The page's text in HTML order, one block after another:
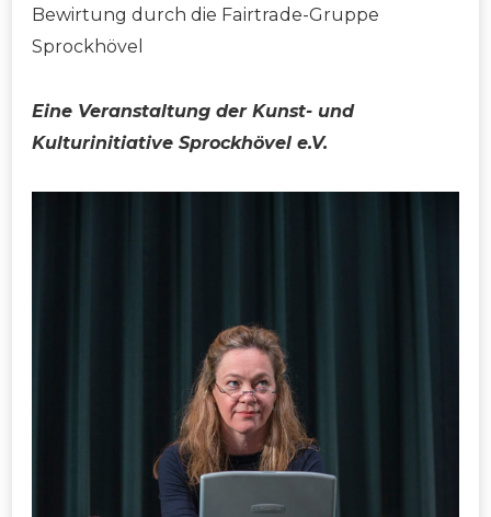
Bewirtung durch die Fairtrade-Gruppe
Sprockhövel
Eine Veranstaltung der Kunst- und
Kulturinitiative Sprockhövel e.V.